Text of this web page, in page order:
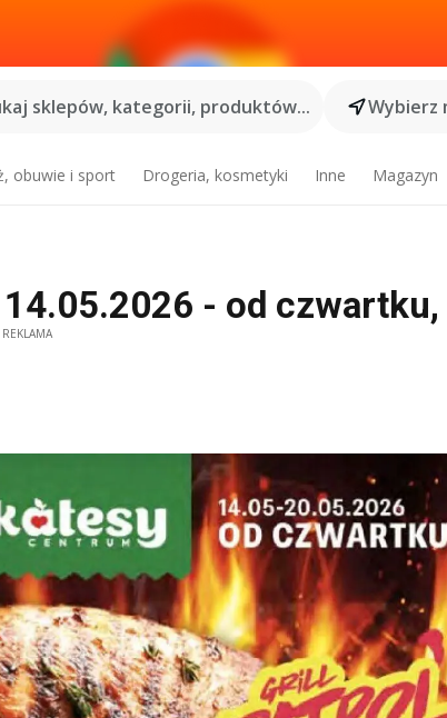
sklepów, kategorii, produktów...
Wybierz
obuwie i sport Drogeria, kosmetyki Inne Magazyn
- od
REKLAMA